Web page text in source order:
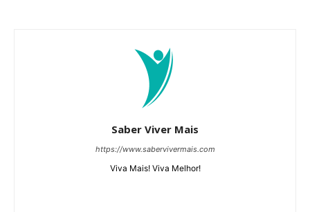
Saber Viver Mais
https://www.sabervivermais.com
Viva Mais! Viva Melhor!